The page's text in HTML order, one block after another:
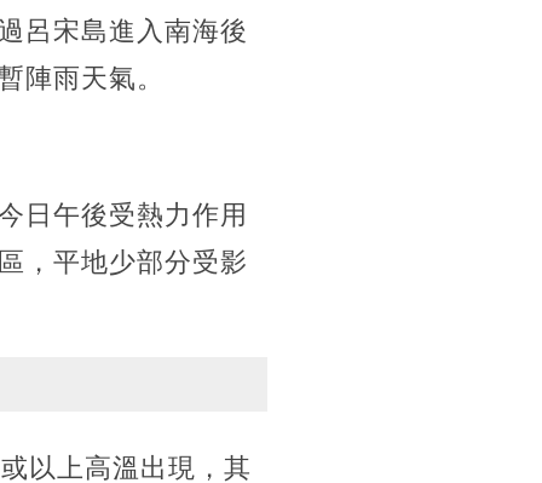
呂宋島進入南海後
陣雨天氣。
日午後受熱力作用
，平地少部分受影
以上高溫出現，其